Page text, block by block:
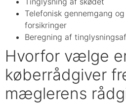
Telefonisk gennemgang
forsikringer
Beregning af
Hvorfor vælge
køberrådgiver
mæglerens